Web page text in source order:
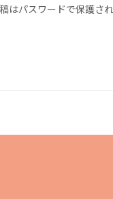
はパスワードで保護さ